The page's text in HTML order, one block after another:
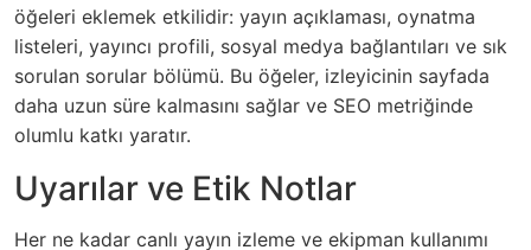
öğeleri eklemek etkilidir: yayın açıklaması, oynatma
listeleri, yayıncı profili, sosyal medya bağlantıları ve sık
sorulan sorular bölümü. Bu öğeler, izleyicinin sayfada
daha uzun süre kalmasını sağlar ve SEO metriğinde
olumlu katkı yaratır.
Uyarılar ve Etik Notlar
Her ne kadar canlı yayın izleme ve ekipman kullanımı